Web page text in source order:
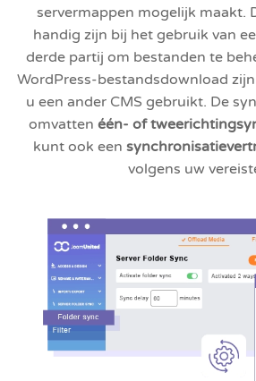
servermappen mogelijk maakt.
handig zijn bij het gebruik van
derde partij om bestanden te
WordPress-bestandsdownload
u een ander CMS gebruikt. De
omvatten één- of
kunt ook een
volgens uw